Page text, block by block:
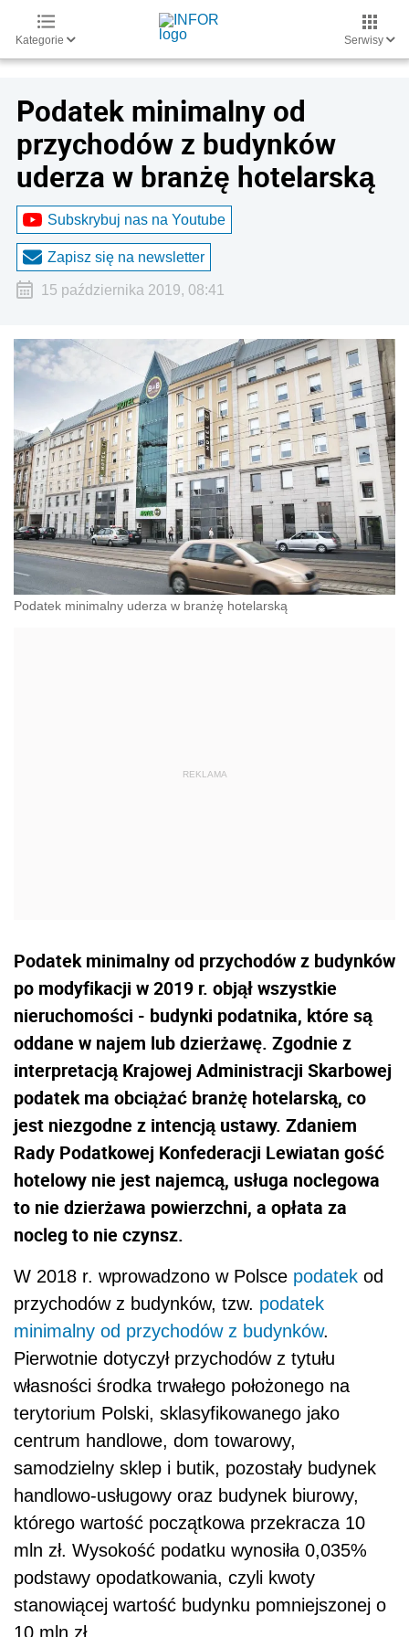
Kategorie Serwisy
Podatek minimalny od
przychodów z budynków
uderza w branżę hotelarską
Subskrybuj nas na Youtube
Zapisz się na newsletter
15 października 2019, 08:41
Podatek minimalny uderza w branżę hotelarską
Podatek minimalny od przychodów z budynków
po modyfikacji w 2019 r. objął wszystkie
nieruchomości - budynki podatnika, które są
oddane w najem lub dzierżawę. Zgodnie z
interpretacją Krajowej Administracji Skarbowej
podatek ma obciążać branżę hotelarską, co
jest niezgodne z intencją ustawy. Zdaniem
Rady Podatkowej Konfederacji Lewiatan gość
hotelowy nie jest najemcą, usługa noclegowa
to nie dzierżawa powierzchni, a opłata za
nocleg to nie czynsz.
W 2018 r. wprowadzono w Polsce podatek od
przychodów z budynków, tzw. podatek
minimalny od przychodów z budynków.
Pierwotnie dotyczył przychodów z tytułu
własności środka trwałego położonego na
terytorium Polski, sklasyfikowanego jako
centrum handlowe, dom towarowy,
samodzielny sklep i butik, pozostały budynek
handlowo-usługowy oraz budynek biurowy,
którego wartość początkowa przekracza 10
mln zł. Wysokość podatku wynosiła 0,035%
podstawy opodatkowania, czyli kwoty
stanowiącej wartość budynku pomniejszonej o
10 mln zł.